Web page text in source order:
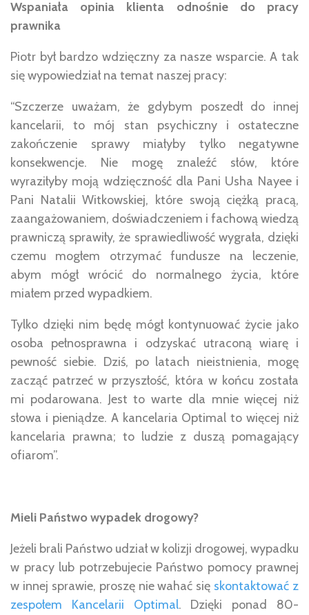
Wspaniała opinia klienta odnośnie do pracy
prawnika
Piotr był bardzo wdzięczny za nasze wsparcie. A tak
się wypowiedział na temat naszej pracy:
“Szczerze uważam, że gdybym poszedł do innej
kancelarii, to mój stan psychiczny i ostateczne
zakończenie sprawy miałyby tylko negatywne
konsekwencje. Nie mogę znaleźć słów, które
wyraziłyby moją wdzięczność dla Pani Usha Nayee i
Pani Natalii Witkowskiej, które swoją ciężką pracą,
zaangażowaniem, doświadczeniem i fachową wiedzą
prawniczą sprawiły, że sprawiedliwość wygrała, dzięki
czemu mogłem otrzymać fundusze na leczenie,
abym mógł wrócić do normalnego życia, które
miałem przed wypadkiem.
Tylko dzięki nim będę mógł kontynuować życie jako
osoba pełnosprawna i odzyskać utraconą wiarę i
pewność siebie. Dziś, po latach nieistnienia, mogę
zacząć patrzeć w przyszłość, która w końcu została
mi podarowana. Jest to warte dla mnie więcej niż
słowa i pieniądze. A kancelaria Optimal to więcej niż
kancelaria prawna; to ludzie z duszą pomagający
ofiarom”.
Mieli Państwo wypadek drogowy?
Jeżeli brali Państwo udział w kolizji drogowej, wypadku
w pracy lub potrzebujecie Państwo pomocy prawnej
w innej sprawie, proszę nie wahać się skontaktować z
zespołem Kancelarii Optimal. Dzięki ponad 80-